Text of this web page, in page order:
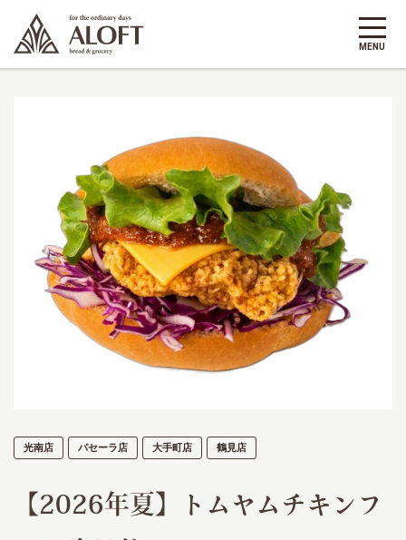
光南店 パセーラ店 大手町店 鶴見店
【2026年夏】トムヤムチキンフ